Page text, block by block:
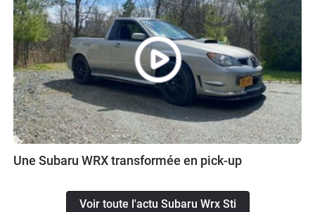
Une Subaru WRX transformée en pick-up
Voir toute l'actu Subaru Wrx Sti